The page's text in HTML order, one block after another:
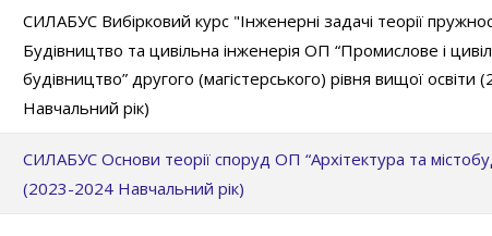
СИЛАБУС Вибірковий курс "Інженерні задачі теорії
Будівництво та цивільна інженерія ОП “Промислове і
будівництво” другого (магістерського) рівня вищої освіти
Навчальний рік)
СИЛАБУС Основи теорії споруд ОП “Архітектура та
(2023-2024 Навчальний рік)